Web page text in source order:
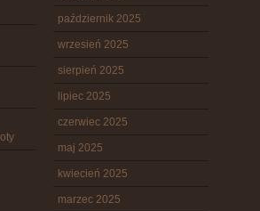
październik 2025
wrzesień 2025
sierpień 2025
lipiec 2025
czerwiec 2025
maj 2025
kwiecień 2025
marzec 2025